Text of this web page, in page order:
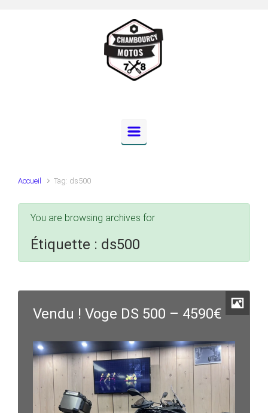
Accueil Tag: ds500
You are browsing archives for
Étiquette : ds500
Vendu ! Voge DS 500 – 4590€